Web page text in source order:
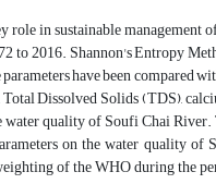
in sustainable
2016. Shannon's Entropy
have been
Dissolved Solids (TDS),
water quality of Soufi Chai
on the water quality
of the WHO during the